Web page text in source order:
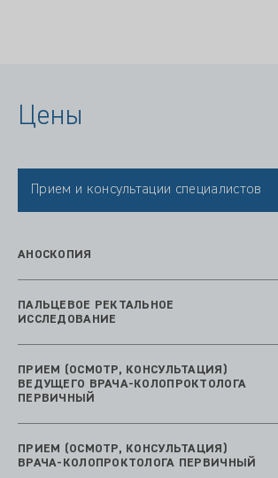
Цены
Прием и консультации специалистов
АНОСКОПИЯ
ПАЛЬЦЕВОЕ РЕКТАЛЬНОЕ
ИССЛЕДОВАНИЕ
ПРИЕМ (ОСМОТР, КОНСУЛЬТАЦИЯ)
ВЕДУЩЕГО ВРАЧА-КОЛОПРОКТОЛОГА
ПЕРВИЧНЫЙ
ПРИЕМ (ОСМОТР, КОНСУЛЬТАЦИЯ)
ВРАЧА-КОЛОПРОКТОЛОГА ПЕРВИЧНЫЙ